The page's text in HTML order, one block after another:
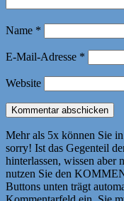
Name *
E-Mail-Adresse *
Website
Mehr als 5x können Sie
sorry! Ist das Gegenteil
hinterlassen, wissen aber
nutzen Sie den
Buttons unten trägt